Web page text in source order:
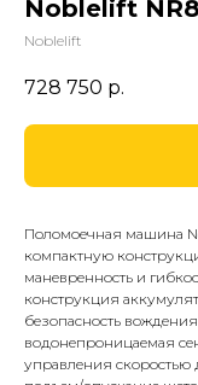
Noblelift
Noblelift
728 750 р.
Поломоечная машина
компактную
маневренность и
конструкция
безопасность
водонепроницаемая
управления скоростью